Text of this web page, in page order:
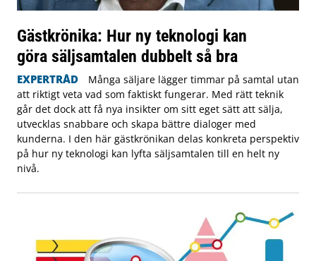
Gästkrönika: Hur ny teknologi kan
göra säljsamtalen dubbelt så bra
EXPERTRÅD
Många säljare lägger timmar på samtal utan
att riktigt veta vad som faktiskt fungerar. Med rätt teknik
går det dock att få nya insikter om sitt eget sätt att sälja,
utvecklas snabbare och skapa bättre dialoger med
kunderna. I den här gästkrönikan delas konkreta perspektiv
på hur ny teknologi kan lyfta säljsamtalen till en helt ny
nivå.